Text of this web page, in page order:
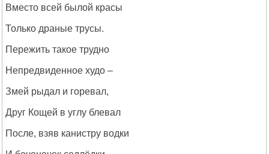
Вместо всей былой красы
Только драные трусы.
Пережить такое трудно
Непредвиденное худо –
Змей рыдал и горевал,
Друг Кощей в углу блевал
После, взяв канистру водки